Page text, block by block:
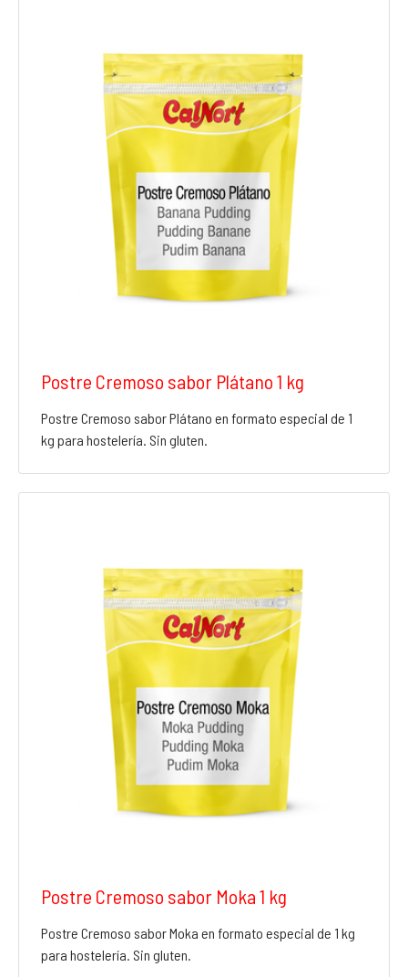
Postre Cremoso sabor Plátano 1 kg
Postre Cremoso sabor Plátano en formato especial de 1
kg para hostelería. Sin gluten.
Postre Cremoso sabor Moka 1 kg
Postre Cremoso sabor Moka en formato especial de 1 kg
para hostelería. Sin gluten.